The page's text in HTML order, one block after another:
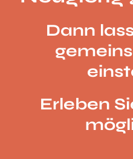
Dann
Erleben